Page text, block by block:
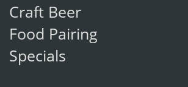
Craft Beer
Food Pairing
Specials